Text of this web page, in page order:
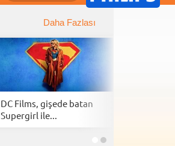
Daha Fazlası
DC Films, gişede batan
Supergirl ile...